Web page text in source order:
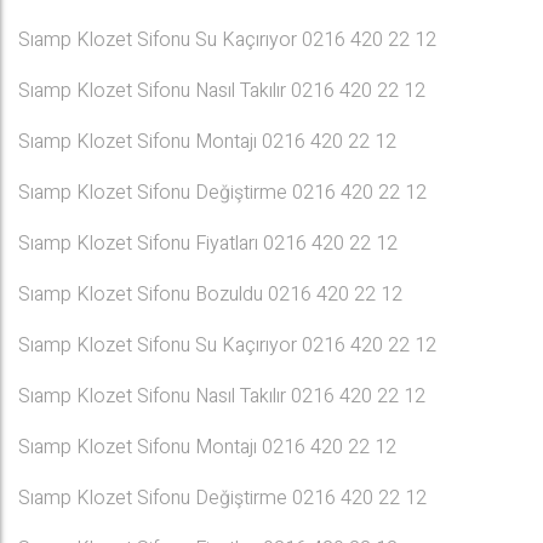
Sıamp Klozet Sifonu Su Kaçırıyor 0216 420 22 12
Sıamp Klozet Sifonu Nasıl Takılır 0216 420 22 12
Sıamp Klozet Sifonu Montajı 0216 420 22 12
Sıamp Klozet Sifonu Değiştirme 0216 420 22 12
Sıamp Klozet Sifonu Fiyatları 0216 420 22 12
Sıamp Klozet Sifonu Bozuldu 0216 420 22 12
Sıamp Klozet Sifonu Su Kaçırıyor 0216 420 22 12
Sıamp Klozet Sifonu Nasıl Takılır 0216 420 22 12
Sıamp Klozet Sifonu Montajı 0216 420 22 12
Sıamp Klozet Sifonu Değiştirme 0216 420 22 12